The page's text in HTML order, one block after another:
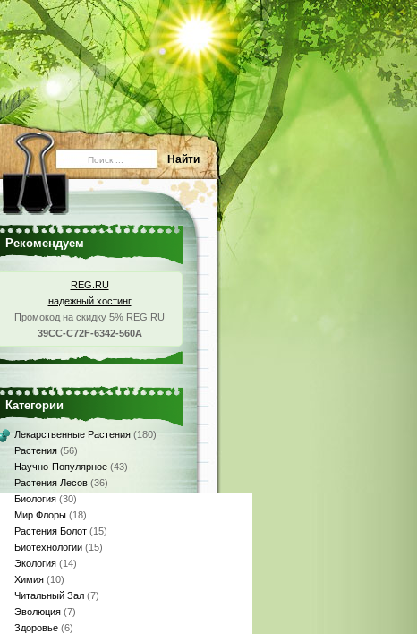
Рекомендуем
REG.RU
надежный хостинг
Промокод на скидку 5% REG.RU
39CC-C72F-6342-560A
Категории
Лекарственные Растения (180)
Растения (56)
Научно-Популярное (43)
Растения Лесов (36)
Биология (30)
Мир Флоры (18)
Растения Болот (15)
Биотехнологии (15)
Экология (14)
Химия (10)
Читальный Зал (7)
Эволюция (7)
Здоровье (6)